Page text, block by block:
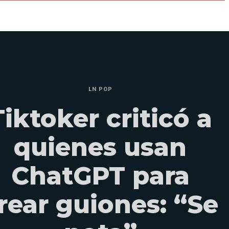
LN POP
criticó a
quienes usan
ChatGPT para
guiones: “Se